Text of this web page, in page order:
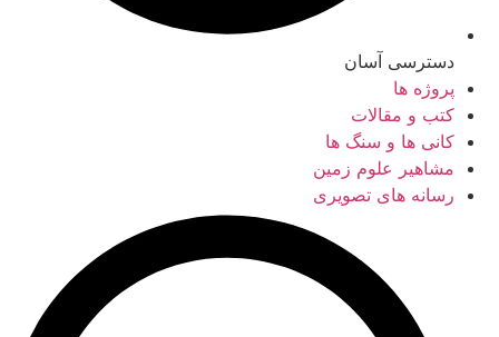
دسترسی آسان
پروژه ها
کتب و مقالات
کانی ها و سنگ ها
مشاهیر علوم زمین
رسانه های تصویری